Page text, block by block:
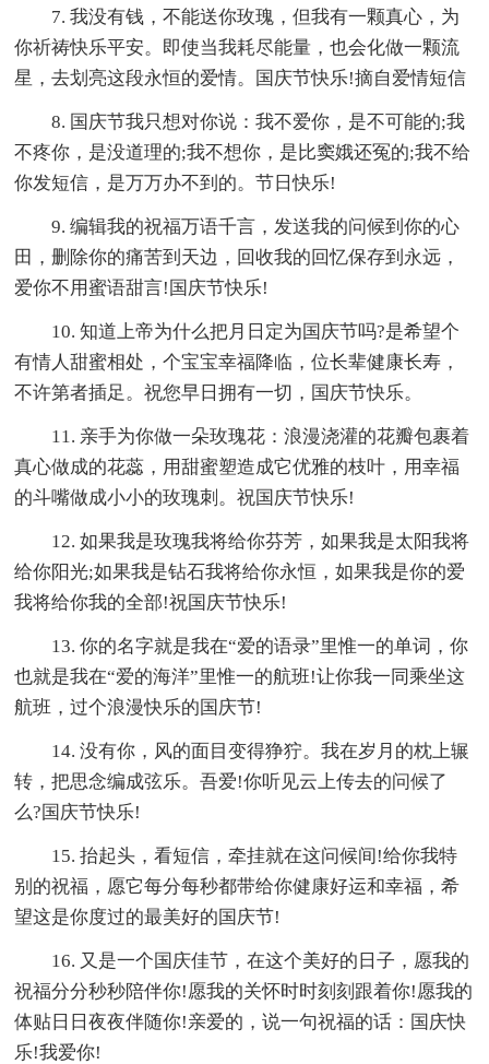
7. 我没有钱，不能送你玫瑰，但我有一颗真心，为
你祈祷快乐平安。即使当我耗尽能量，也会化做一颗流
星，去划亮这段永恒的爱情。国庆节快乐!摘自爱情短信
8. 国庆节我只想对你说：我不爱你，是不可能的;我
不疼你，是没道理的;我不想你，是比窦娥还冤的;我不给
你发短信，是万万办不到的。节日快乐!
9. 编辑我的祝福万语千言，发送我的问候到你的心
田，删除你的痛苦到天边，回收我的回忆保存到永远，
爱你不用蜜语甜言!国庆节快乐!
10. 知道上帝为什么把月日定为国庆节吗?是希望个
有情人甜蜜相处，个宝宝幸福降临，位长辈健康长寿，
不许第者插足。祝您早日拥有一切，国庆节快乐。
11. 亲手为你做一朵玫瑰花：浪漫浇灌的花瓣包裹着
真心做成的花蕊，用甜蜜塑造成它优雅的枝叶，用幸福
的斗嘴做成小小的玫瑰刺。祝国庆节快乐!
12. 如果我是玫瑰我将给你芬芳，如果我是太阳我将
给你阳光;如果我是钻石我将给你永恒，如果我是你的爱
我将给你我的全部!祝国庆节快乐!
13. 你的名字就是我在“爱的语录”里惟一的单词，你
也就是我在“爱的海洋”里惟一的航班!让你我一同乘坐这
航班，过个浪漫快乐的国庆节!
14. 没有你，风的面目变得狰狞。我在岁月的枕上辗
转，把思念编成弦乐。吾爱!你听见云上传去的问候了
么?国庆节快乐!
15. 抬起头，看短信，牵挂就在这问候间!给你我特
别的祝福，愿它每分每秒都带给你健康好运和幸福，希
望这是你度过的最美好的国庆节!
16. 又是一个国庆佳节，在这个美好的日子，愿我的
祝福分分秒秒陪伴你!愿我的关怀时时刻刻跟着你!愿我的
体贴日日夜夜伴随你!亲爱的，说一句祝福的话：国庆快
乐!我爱你!